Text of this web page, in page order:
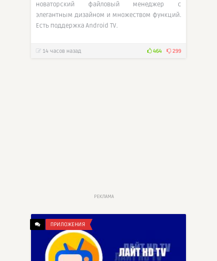
новаторский файловый менеджер с
элегантным дизайном и множеством функций.
Есть поддержка Android TV.
14 часов назад 464 299
РЕКЛАМА
ПРИЛОЖЕНИЯ